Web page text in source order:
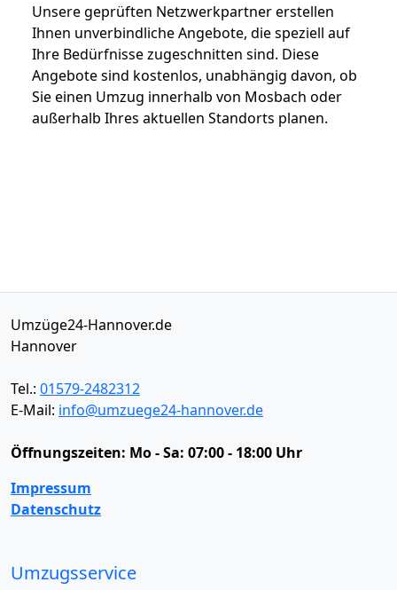
Unsere geprüften Netzwerkpartner erstellen
Ihnen unverbindliche Angebote, die speziell auf
Ihre Bedürfnisse zugeschnitten sind. Diese
Angebote sind kostenlos, unabhängig davon, ob
Sie einen Umzug innerhalb von Mosbach oder
außerhalb Ihres aktuellen Standorts planen.
Umzüge24-Hannover.de
Hannover
Tel.: 01579-2482312
E-Mail: info@umzuege24-hannover.de
Öffnungszeiten: Mo - Sa: 07:00 - 18:00 Uhr
Impressum
Datenschutz
Umzugsservice